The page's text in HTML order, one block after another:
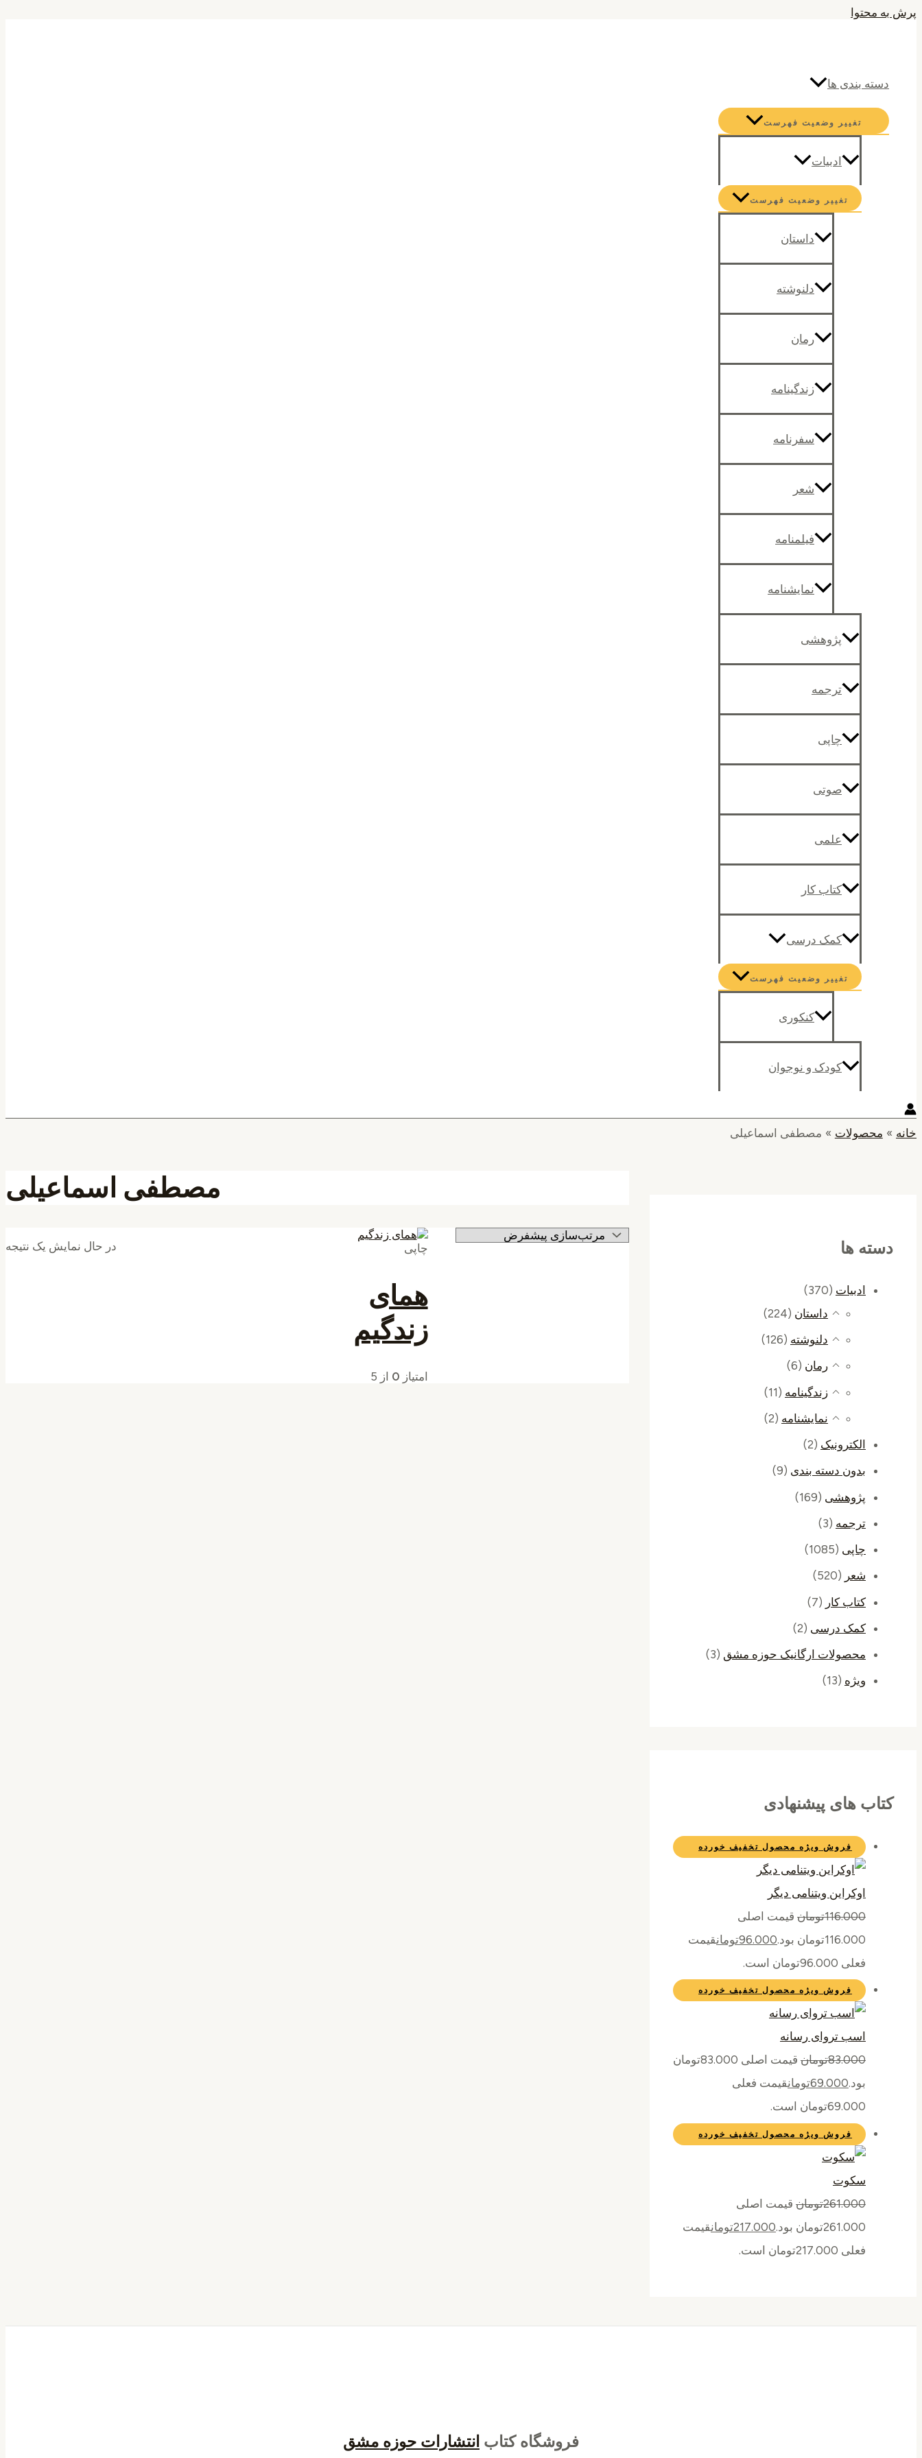
پرش به محتوا
دسته بندی ها
تغییر وضعیت فهرست
ادبیات
تغییر وضعیت فهرست
داستان
دلنوشته
رمان
زندگینامه
سفرنامه
شعر
فیلمنامه
نمایشنامه
پژوهشی
ترجمه
چاپی
صوتی
علمی
کتاب کار
کمک درسی
تغییر وضعیت فهرست
کنکوری
کودک و نوجوان
خانه محصولات مصطفی اسماعیلی
دسته ها
ادبیات (370)
داستان (224)
دلنوشته (126)
رمان (6)
زندگینامه (11)
نمایشنامه (2)
الکترونیک (2)
بدون دسته بندی (9)
پژوهشی (169)
ترجمه (3)
چاپی (1085)
شعر (520)
کتاب کار (7)
کمک درسی (2)
محصولات ارگانیک حوزه مشق (3)
ویژه (13)
کتاب های پیشنهادی
فروش ویژه محصول تخفیف خورده
اوکراین ویتنامی دیگر
116.000تومان قیمت اصلی
116.000تومان بود.
96.000تومانقیمت
فعلی 96.000تومان است.
فروش ویژه محصول تخفیف خورده
اسب تروای رسانه
83.000تومان
قیمت اصلی 83.000تومان
بود.69.000تومانقیمت فعلی
69.000تومان است.
فروش ویژه محصول تخفیف خورده
سکوت
261.000تومان قیمت اصلی
261.000تومان بود.
217.000تومانقیمت
فعلی 217.000تومان است.
مصطفی اسماعیلی
در حال نمایش یک نتیجه چاپی
همای
زندگیم
امتیاز 0 از 5
فروشگاه کتاب انتشارات حوزه مشق